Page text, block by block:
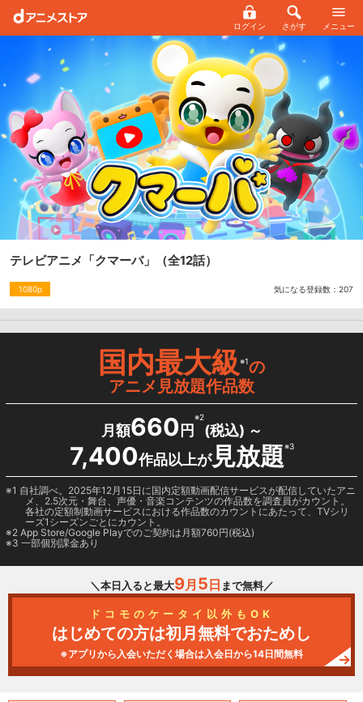
ログイン さがす メニュー
テレビアニメ「クマーバ」 （全12話）
1080p 気になる登録数： 207
国内最大級※1の
アニメ見放題作品数
月額660 円
※2
(税込) ～
7,400作品以上が見放題※3
1 自社調べ。2025年12月15日に国内定額動画配信サービスが配信していたアニ
メ、2.5次元・舞台、声優・音楽コンテンツの作品数を調査員がカウント。
各社の定額制動画サービスにおける作品数のカウントにあたって、TVシリ
ーズ1シーズンごとにカウント。
2 App Store/Google Playでのご契約は月額760円(税込)
3 一部個別課金あり
＼本日入ると最大9月 5 日 まで無料／
ドコモのケータイ以外もOK
はじめての方は初月無料でおためし
※アプリから入会いただく場合は入会日から14日間無料